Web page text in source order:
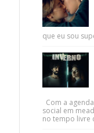
que eu sou
Com a
social em
no tempo livre